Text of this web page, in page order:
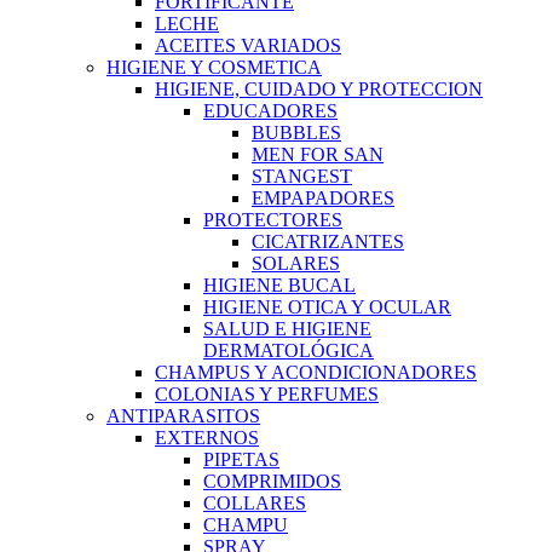
LECHE
ACEITES VARIADOS
HIGIENE Y COSMETICA
HIGIENE, CUIDADO Y PROTECCION
EDUCADORES
BUBBLES
MEN FOR SAN
STANGEST
EMPAPADORES
PROTECTORES
CICATRIZANTES
SOLARES
HIGIENE BUCAL
HIGIENE OTICA Y OCULAR
SALUD E HIGIENE
DERMATOLÓGICA
CHAMPUS Y ACONDICIONADORES
COLONIAS Y PERFUMES
ANTIPARASITOS
EXTERNOS
PIPETAS
COMPRIMIDOS
COLLARES
CHAMPU
SPRAY